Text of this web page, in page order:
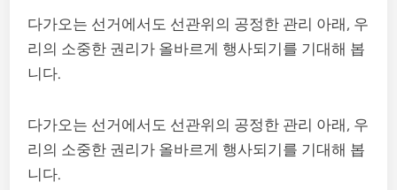
다가오는 선거에서도 선관위의 공정한 관리 아래, 우
리의 소중한 권리가 올바르게 행사되기를 기대해 봅
니다.
다가오는 선거에서도 선관위의 공정한 관리 아래, 우
리의 소중한 권리가 올바르게 행사되기를 기대해 봅
니다.